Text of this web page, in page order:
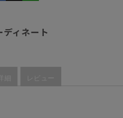
ィネート
細 レビュー